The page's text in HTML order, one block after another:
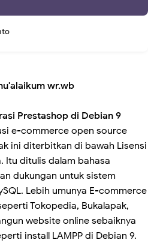
wr.wb
Prestashop di Debian 9
e-commerce open source
ini diterbitkan di bawah Lisensi
Itu ditulis dalam bahasa
dukungan untuk sistem
Lebih umunya E-commerce
Tokopedia, Bukalapak,
website online sebaiknya
install LAMPP di Debian 9.